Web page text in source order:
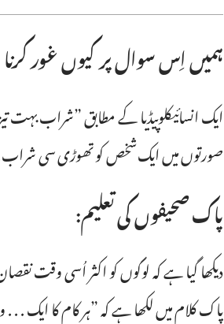
ہمیں اِس سوال پر کیوں غور
ایک انسائیکلوپیڈیا کے مطابق ”‏شراب
صورتوں میں ایک شخص کو تھوڑی سی شراب
پاک صحیفوں کی تعلیم:‏
دیکھا گیا ہے کہ لوگوں کو اکثر اُسی وقت
پاک کلام میں لکھا ہے کہ ”‏ہر کام کا